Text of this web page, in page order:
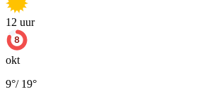
12 uur
okt
9°/ 19°